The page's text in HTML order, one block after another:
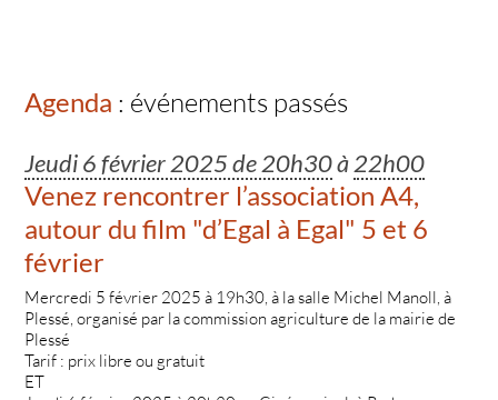
Agenda : événements passés
Jeudi 6 février 2025 de 20h30à22h00
Venez rencontrer l’association A4,
autour du film "d’Egal à Egal" 5 et 6
février
Mercredi 5 février 2025 à 19h30, à la salle Michel Manoll, à
Plessé, organisé par la commission agriculture de la mairie de
Plessé
Tarif : prix libre ou gratuit
ET